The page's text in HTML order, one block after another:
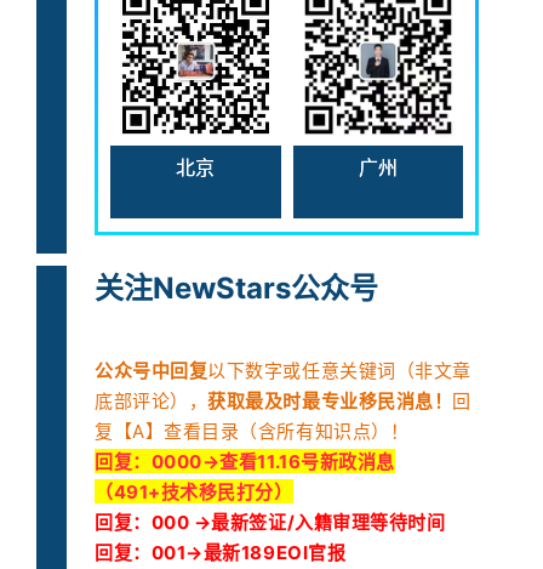
北京 广州
关注NewStars公众号
公众号中回复以下数字或任意关键词（非文章
底部评论），获取最及时最专业移民消息！ 回
复【A】查看目录（含所有知识点）！
回复： 0000→查看11.16号新政消息
（491+技术移民打分）
回复：000 →最新签证/入籍审理等待时间
回复：001→最新189EOI官报